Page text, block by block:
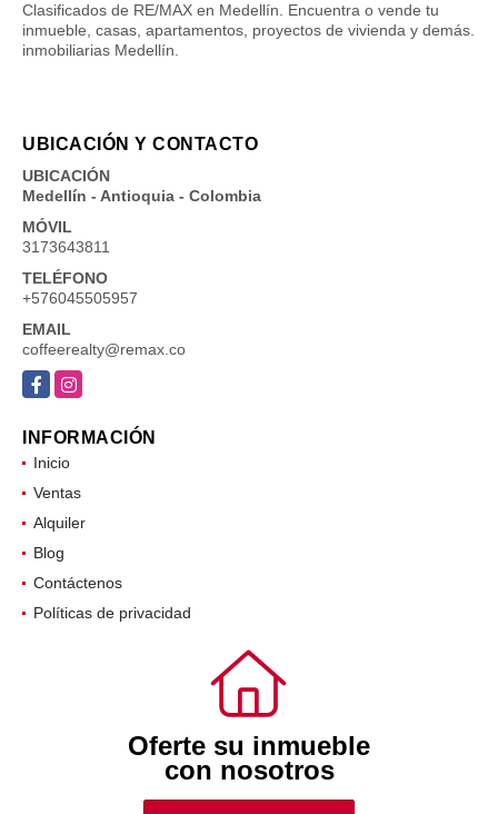
Clasificados de RE/MAX en Medellín. Encuentra o vende tu
inmueble, casas, apartamentos, proyectos de vivienda y demás.
inmobiliarias Medellín.
UBICACIÓN Y CONTACTO
UBICACIÓN
Medellín - Antioquia - Colombia
MÓVIL
3173643811
TELÉFONO
+576045505957
EMAIL
coffeerealty@remax.co
FacebookInstagram
INFORMACIÓN
Inicio
Ventas
Alquiler
Blog
Contáctenos
Políticas de privacidad
Oferte su inmueble
con nosotros